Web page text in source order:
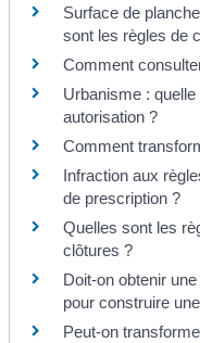
Surface de
sont les règles de
Comment
Urbanisme :
autorisation ?
Comment
Infraction aux
de prescription ?
Quelles sont les
clôtures ?
Doit-on obtenir
pour construire
Peut-on